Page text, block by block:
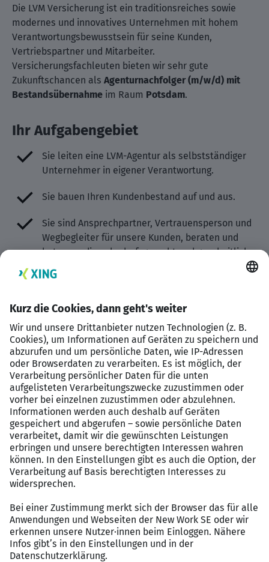
Die LVM Versicherung ist ein traditionsreiches sowie
modernes und innovatives Unternehmen mit hohem
Verantwortungsbewusstsein für seine Kunden,
Vertriebspartner und Mitarbeiter.
Versicherungsfachleuten bieten wir sehr gute
Zukunftschancen als Agenturnachfolger (m/w/d) mit
Bestandsübernahme im Raum Potsdam.
Ihr Aufgabengebiet
Sie leiten eine LVM-Agentur als selbstständiger
Unternehmer in eigener Verantwortung.
Sie bauen Ihren Kundenbestand auf und aus.
Sie sind Ansprechpartner, Vertrauensperson und
Wegbegleiter für unsere Kunden, beraten und
betreuen diese bedarfsgerecht und ganzheitlich.
Sie vermitteln die leistungsstarken Produkte der
Ihre Voraussetzungen
Sie sind Versicherungskauffrau/-mann oder
Versicherungsfachfrau/-mann und seit mehreren
Jahren erfolgreich im Versicherungsaußendienst
tätig.
Sie denken unternehmerisch und handeln
vertriebsorientiert.
Sie haben Erfahrungen im Umgang mit modernen
Kommunikationsmitteln.
Sie legen Wert auf ein vertrauensvolles
Miteinander, faire bedarfsgerechte Beratung
sowie ausgeprägte Kundenorientierung.